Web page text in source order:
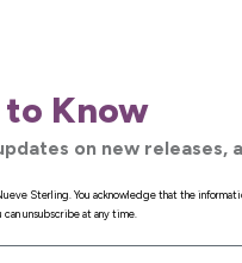
Know
on new releases,
Sterling. You acknowledge that the
unsubscribe at any time.